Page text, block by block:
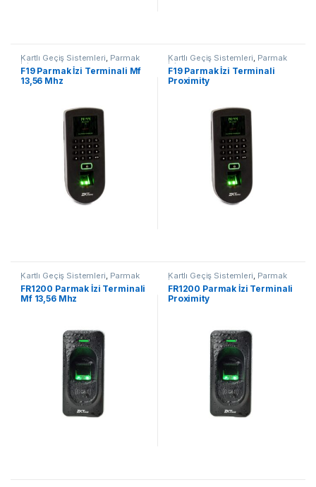
Kartlı Geçiş Sistemleri, Parmak
İzi
F19 Parmak İzi Terminali Mf
13,56 Mhz
Kartlı Geçiş Sistemleri, Parmak
İzi
F19 Parmak İzi Terminali
Proximity
Kartlı Geçiş Sistemleri, Parmak
İzi
FR1200 Parmak İzi Terminali
Mf 13,56 Mhz
Kartlı Geçiş Sistemleri, Parmak
İzi
FR1200 Parmak İzi Terminali
Proximity